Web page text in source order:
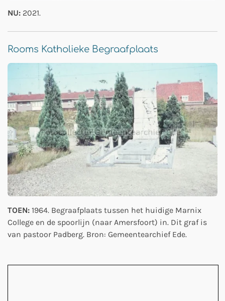
NU: 2021.
Rooms Katholieke Begraafplaats
TOEN: 1964. Begraafplaats tussen het huidige Marnix
College en de spoorlijn (naar Amersfoort) in. Dit graf is
van pastoor Padberg. Bron: Gemeentearchief Ede.